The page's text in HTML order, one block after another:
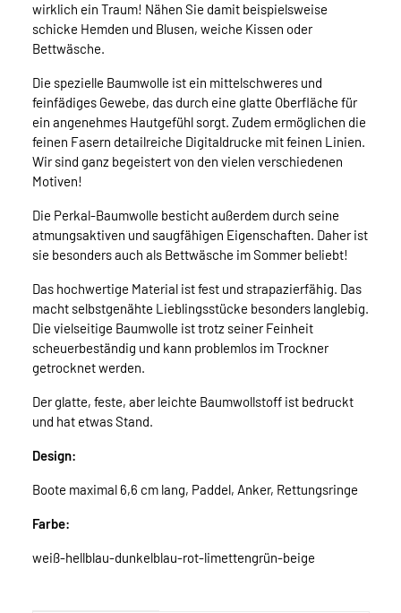
wirklich ein Traum! Nähen Sie damit beispielsweise
schicke Hemden und Blusen, weiche Kissen oder
Bettwäsche.
Die spezielle Baumwolle ist ein mittelschweres und
feinfädiges Gewebe, das durch eine glatte Oberfläche für
ein angenehmes Hautgefühl sorgt. Zudem ermöglichen die
feinen Fasern detailreiche Digitaldrucke mit feinen Linien.
Wir sind ganz begeistert von den vielen verschiedenen
Motiven!
Die Perkal-Baumwolle besticht außerdem durch seine
atmungsaktiven und saugfähigen Eigenschaften. Daher ist
sie besonders auch als Bettwäsche im Sommer beliebt!
Das hochwertige Material ist fest und strapazierfähig. Das
macht selbstgenähte Lieblingsstücke besonders langlebig.
Die vielseitige Baumwolle ist trotz seiner Feinheit
scheuerbeständig und kann problemlos im Trockner
getrocknet werden.
Der glatte, feste, aber leichte Baumwollstoff ist bedruckt
und hat etwas Stand.
Design:
Boote maximal 6,6 cm lang, Paddel, Anker, Rettungsringe
Farbe:
weiß-hellblau-dunkelblau-rot-limettengrün-beige